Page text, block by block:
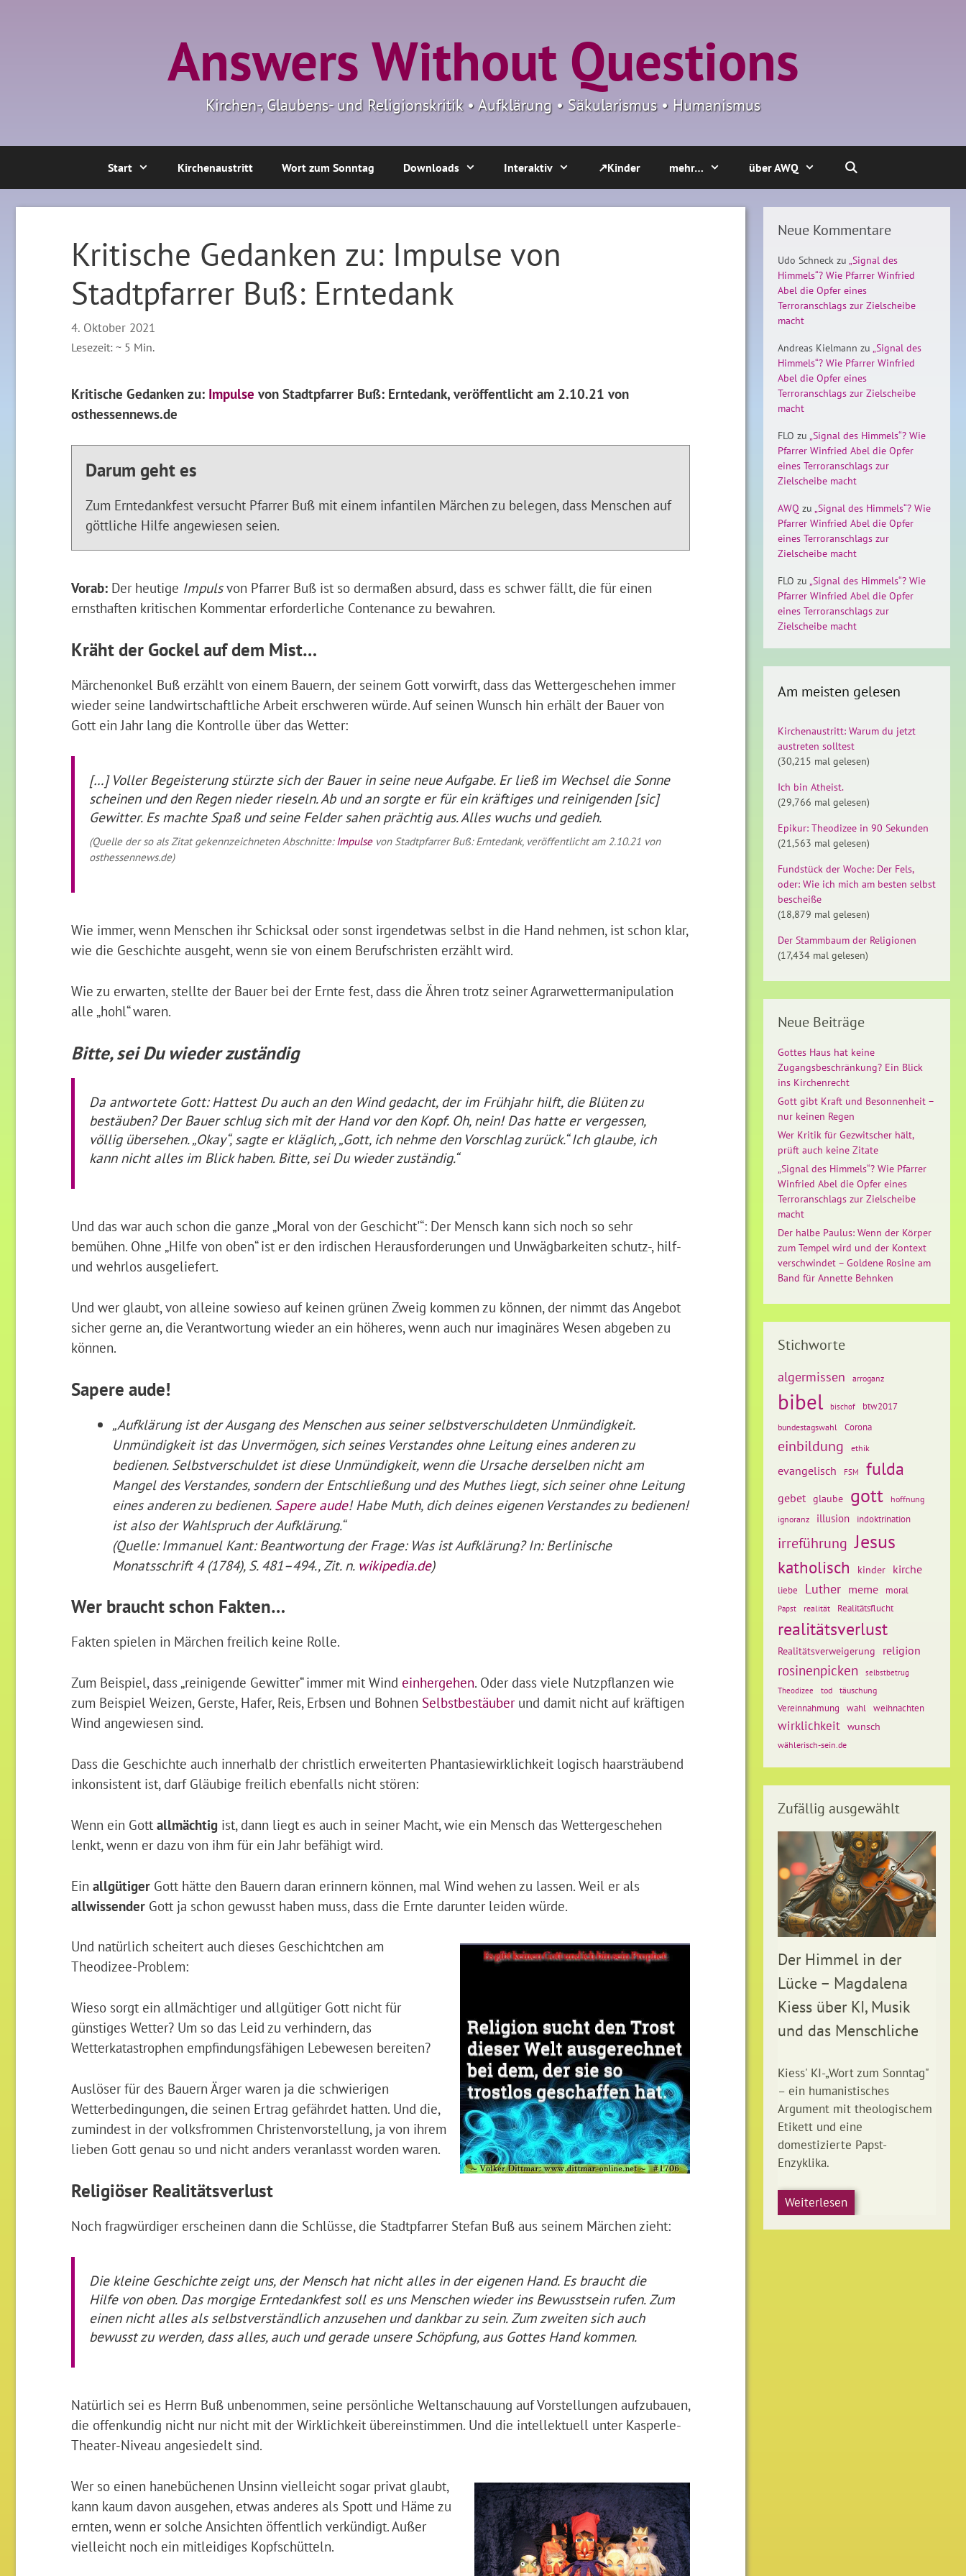
Answers Without Questions
Kirchen-, Glaubens- und Religionskritik • Aufklärung • Säkularismus • Humanismus
Start Kirchenaustritt Wort zum Sonntag Downloads Interaktiv ↗Kinder mehr… über AWQ
Kritische Gedanken zu: Impulse von
Stadtpfarrer Buß: Erntedank
4. Oktober 2021
Lesezeit: ~ 5 Min.
Kritische Gedanken zu: Impulse von Stadtpfarrer Buß: Erntedank, veröffentlicht am 2.10.21 von
osthessennews.de
Darum geht es
Zum Erntedankfest versucht Pfarrer Buß mit einem infantilen Märchen zu belegen, dass Menschen auf
göttliche Hilfe angewiesen seien.
Vorab: Der heutige Impulsvon Pfarrer Buß ist so dermaßen absurd, dass es schwer fällt, die für einen
ernsthaften kritischen Kommentar erforderliche Contenance zu bewahren.
Kräht der Gockel auf dem Mist…
Märchenonkel Buß erzählt von einem Bauern, der seinem Gott vorwirft, dass das Wettergeschehen immer
wieder seine landwirtschaftliche Arbeit erschweren würde. Auf seinen Wunsch hin erhält der Bauer von
Gott ein Jahr lang die Kontrolle über das Wetter:
[…] Voller Begeisterung stürzte sich der Bauer in seine neue Aufgabe. Er ließ im Wechsel die Sonne
scheinen und den Regen nieder rieseln. Ab und an sorgte er für ein kräftiges und reinigenden [sic]
Gewitter. Es machte Spaß und seine Felder sahen prächtig aus. Alles wuchs und gedieh.
(Quelle der so als Zitat gekennzeichneten Abschnitte: Impulsevon Stadtpfarrer Buß: Erntedank, veröffentlicht am 2.10.21 von
osthessennews.de)
Wie immer, wenn Menschen ihr Schicksal oder sonst irgendetwas selbst in die Hand nehmen, ist schon klar,
wie die Geschichte ausgeht, wenn sie von einem Berufschristen erzählt wird.
Wie zu erwarten, stellte der Bauer bei der Ernte fest, dass die Ähren trotz seiner Agrarwettermanipulation
alle „hohl“ waren.
Bitte, sei Du wieder zuständig
Da antwortete Gott: Hattest Du auch an den Wind gedacht, der im Frühjahr hilft, die Blüten zu
bestäuben? Der Bauer schlug sich mit der Hand vor den Kopf. Oh, nein! Das hatte er vergessen,
völlig übersehen. „Okay“, sagte er kläglich, „Gott, ich nehme den Vorschlag zurück.“ Ich glaube, ich
kann nicht alles im Blick haben. Bitte, sei Du wieder zuständig.“
Und das war auch schon die ganze „Moral von der Geschicht'“: Der Mensch kann sich noch so sehr
bemühen. Ohne „Hilfe von oben“ ist er den irdischen Herausforderungen und Unwägbarkeiten schutz-, hilf-
und wehrlos ausgeliefert.
Und wer glaubt, von alleine sowieso auf keinen grünen Zweig kommen zu können, der nimmt das Angebot
sicher gerne an, die Verantwortung wieder an ein höheres, wenn auch nur imaginäres Wesen abgeben zu
können.
Sapere aude!
„Aufklärung ist der Ausgang des Menschen aus seiner selbstverschuldeten Unmündigkeit.
Unmündigkeit ist das Unvermögen, sich seines Verstandes ohne Leitung eines anderen zu
bedienen. Selbstverschuldet ist diese Unmündigkeit, wenn die Ursache derselben nicht am
Mangel des Verstandes, sondern der Entschließung und des Muthes liegt, sich seiner ohne Leitung
eines anderen zu bedienen. Sapere aude! Habe Muth, dich deines eigenen Verstandes zu bedienen!
ist also der Wahlspruch der Aufklärung.“
(Quelle: Immanuel Kant: Beantwortung der Frage: Was ist Aufklärung? In: Berlinische
Monatsschrift 4 (1784), S. 481–494., Zit. n. wikipedia.de)
Wer braucht schon Fakten…
Fakten spielen in Märchen freilich keine Rolle.
Zum Beispiel, dass „reinigende Gewitter“ immer mit Wind einhergehen. Oder dass viele Nutzpflanzen wie
zum Beispiel Weizen, Gerste, Hafer, Reis, Erbsen und Bohnen Selbstbestäuberund damit nicht auf kräftigen
Wind angewiesen sind.
Dass die Geschichte auch innerhalb der christlich erweiterten Phantasiewirklichkeit logisch haarsträubend
inkonsistent ist, darf Gläubige freilich ebenfalls nicht stören:
Wenn ein Gott allmächtig ist, dann liegt es auch in seiner Macht, wie ein Mensch das Wettergeschehen
lenkt, wenn er dazu von ihm für ein Jahr befähigt wird.
Ein allgütiger Gott hätte den Bauern daran erinnern können, mal Wind wehen zu lassen. Weil er als
allwissenderGott ja schon gewusst haben muss, dass die Ernte darunter leiden würde.
Und natürlich scheitert auch dieses Geschichtchen am
Theodizee-Problem:
Wieso sorgt ein allmächtiger und allgütiger Gott nicht für
günstiges Wetter? Um so das Leid zu verhindern, das
Wetterkatastrophen empfindungsfähigen Lebewesen bereiten?
Auslöser für des Bauern Ärger waren ja die schwierigen
Wetterbedingungen, die seinen Ertrag gefährdet hatten. Und die,
zumindest in der volksfrommen Christenvorstellung, ja von ihrem
lieben Gott genau so und nicht anders veranlasst worden waren.
Religiöser Realitätsverlust
Noch fragwürdiger erscheinen dann die Schlüsse, die Stadtpfarrer Stefan Buß aus seinem Märchen zieht:
Die kleine Geschichte zeigt uns, der Mensch hat nicht alles in der eigenen Hand. Es braucht die
Hilfe von oben. Das morgige Erntedankfest soll es uns Menschen wieder ins Bewusstsein rufen. Zum
einen nicht alles als selbstverständlich anzusehen und dankbar zu sein. Zum zweiten sich auch
bewusst zu werden, dass alles, auch und gerade unsere Schöpfung, aus Gottes Hand kommen.
Natürlich sei es Herrn Buß unbenommen, seine persönliche Weltanschauung auf Vorstellungen aufzubauen,
die offenkundig nicht nur nicht mit der Wirklichkeit übereinstimmen. Und die intellektuell unter Kasperle-
Theater-Niveau angesiedelt sind.
Wer so einen hanebüchenen Unsinn vielleicht sogar privat glaubt,
kann kaum davon ausgehen, etwas anderes als Spott und Häme zu
ernten, wenn er solche Ansichten öffentlich verkündigt. Außer
vielleicht noch ein mitleidiges Kopfschütteln.
Neue Kommentare
Udo Schneck zu „Signal des
Himmels“? Wie Pfarrer Winfried
Abel die Opfer eines
Terroranschlags zur Zielscheibe
macht
Andreas Kielmann zu „Signal des
Himmels“? Wie Pfarrer Winfried
Abel die Opfer eines
Terroranschlags zur Zielscheibe
macht
FLO zu „Signal des Himmels“? Wie
Pfarrer Winfried Abel die Opfer
eines Terroranschlags zur
Zielscheibe macht
AWQ zu „Signal des Himmels“? Wie
Pfarrer Winfried Abel die Opfer
eines Terroranschlags zur
Zielscheibe macht
FLO zu „Signal des Himmels“? Wie
Pfarrer Winfried Abel die Opfer
eines Terroranschlags zur
Zielscheibe macht
Am meisten gelesen
Kirchenaustritt: Warum du jetzt
austreten solltest
(30,215 mal gelesen)
Ich bin Atheist.
(29,766 mal gelesen)
Epikur: Theodizee in 90 Sekunden
(21,563 mal gelesen)
Fundstück der Woche: Der Fels,
oder: Wie ich mich am besten selbst
bescheiße
(18,879 mal gelesen)
Der Stammbaum der Religionen
(17,434 mal gelesen)
Neue Beiträge
Gottes Haus hat keine
Zugangsbeschränkung? Ein Blick
ins Kirchenrecht
Gott gibt Kraft und Besonnenheit –
nur keinen Regen
Wer Kritik für Gezwitscher hält,
prüft auch keine Zitate
„Signal des Himmels“? Wie Pfarrer
Winfried Abel die Opfer eines
Terroranschlags zur Zielscheibe
macht
Der halbe Paulus: Wenn der Körper
zum Tempel wird und der Kontext
verschwindet – Goldene Rosine am
Band für Annette Behnken
Stichworte
algermissen arroganz
bibel bischof btw2017
bundestagswahl Corona
einbildung ethik
evangelisch FSM fulda
gebet glaube gott
hoffnung
ignoranz
illusion indoktrination
irreführung Jesus
katholisch kinder kirche
liebe Luther meme moral
Papst realität Realitätsflucht
realitätsverlust
Realitätsverweigerung religion
rosinenpicken
selbstbetrug
Theodizee
tod täuschung
Vereinnahmung wahl weihnachten
wirklichkeit wunsch
wählerisch-sein.de
Zufällig ausgewählt
Der Himmel in der
Lücke – Magdalena
Kiess über KI, Musik
und das Menschliche
Kiess' KI-„Wort zum Sonntag"
– ein humanistisches
Argument mit theologischem
Etikett und eine
domestizierte Papst-
Enzyklika.
Weiterlesen